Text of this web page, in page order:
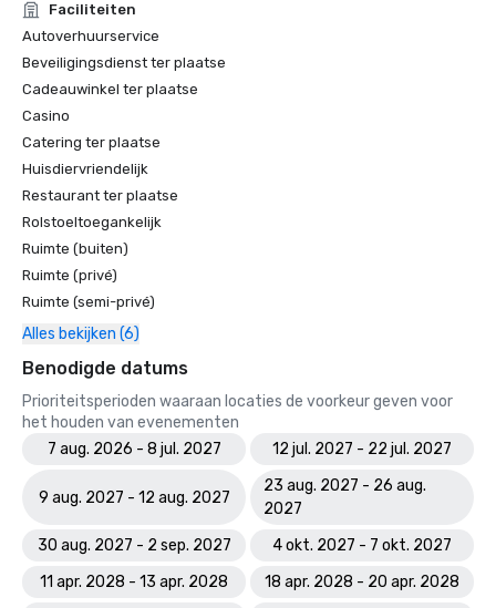
Faciliteiten
Autoverhuurservice
Beveiligingsdienst ter plaatse
Cadeauwinkel ter plaatse
Casino
Catering ter plaatse
Huisdiervriendelijk
Restaurant ter plaatse
Rolstoeltoegankelijk
Ruimte (buiten)
Ruimte (privé)
Ruimte (semi-privé)
Alles bekijken (6)
Benodigde datums
Prioriteitsperioden waaraan locaties de voorkeur geven voor
het houden van evenementen
7 aug. 2026 - 8 jul. 2027
12 jul. 2027 - 22 jul. 2027
9 aug. 2027 - 12 aug. 2027
23 aug. 2027 - 26 aug.
2027
30 aug. 2027 - 2 sep. 2027
4 okt. 2027 - 7 okt. 2027
11 apr. 2028 - 13 apr. 2028
18 apr. 2028 - 20 apr. 2028